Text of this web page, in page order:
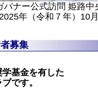
バナー公式訪問 姫路
年（令和７年）10
募集
基金を有した
です。